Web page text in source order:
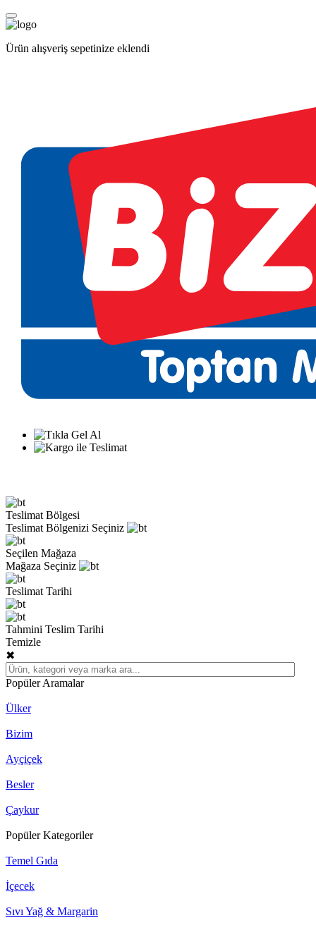
Ürün alışveriş sepetinize eklendi
Teslimat Bölgesi
Teslimat Bölgenizi Seçiniz
Seçilen Mağaza
Mağaza Seçiniz
Teslimat Tarihi
Tahmini Teslim Tarihi
Temizle
✖
Popüler Aramalar
Ülker
Bizim
Ayçiçek
Besler
Çaykur
Popüler Kategoriler
Temel Gıda
İçecek
Sıvı Yağ & Margarin